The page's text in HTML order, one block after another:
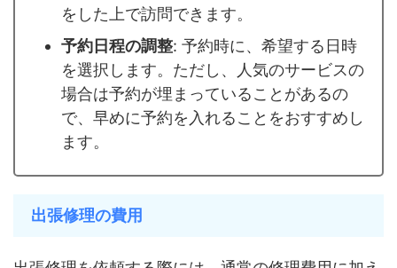
をした上で訪問できます。
予約日程の調整: 予約時に、希望する日時
を選択します。ただし、人気のサービスの
場合は予約が埋まっていることがあるの
で、早めに予約を入れることをおすすめし
ます。
出張修理の費用